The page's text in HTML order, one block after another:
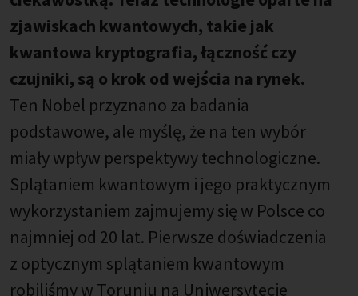
zjawiskach kwantowych, takie jak
kwantowa kryptografia, łączność czy
czujniki, są o krok od wejścia na rynek.
Ten Nobel przyznano za badania
podstawowe, ale myślę, że na ten wybór
miały wpływ perspektywy technologiczne.
Splątaniem kwantowym i jego praktycznym
wykorzystaniem zajmujemy się w Polsce co
najmniej od 20 lat. Pierwsze doświadczenia
z optycznym splątaniem kwantowym
robiliśmy w Toruniu na Uniwersytecie